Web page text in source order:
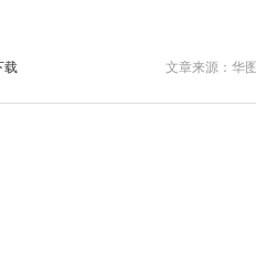
文章来源：华